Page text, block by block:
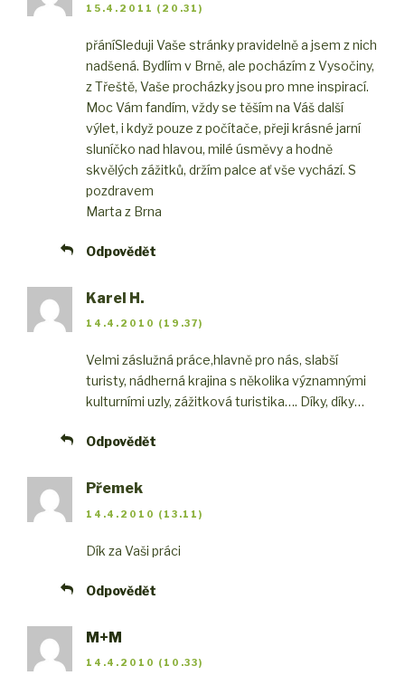
15.4.2011 (20.31)
přáníSleduji Vaše stránky pravidelně a jsem z nich
nadšená. Bydlím v Brně, ale pocházím z Vysočiny,
z Třeště, Vaše procházky jsou pro mne inspirací.
Moc Vám fandím, vždy se těším na Váš další
výlet, i když pouze z počítače, přeji krásné jarní
sluníčko nad hlavou, milé úsměvy a hodně
skvělých zážitků, držím palce ať vše vychází. S
pozdravem
Marta z Brna
Odpovědět
Karel H.
14.4.2010 (19.37)
Velmi záslužná práce,hlavně pro nás, slabší
turisty, nádherná krajina s několika významnými
kulturními uzly, zážitková turistika…. Díky, díky…
Odpovědět
Přemek
14.4.2010 (13.11)
Dík za Vaši práci
Odpovědět
M+M
14.4.2010 (10.33)